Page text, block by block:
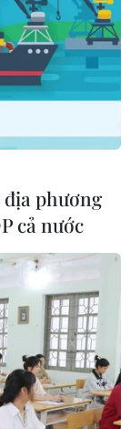
địa phương
cả nước